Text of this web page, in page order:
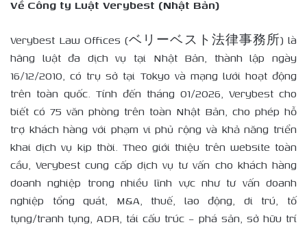
Về Công ty Luật Verybest (Nhật Bản)
Verybest Law Offices (ベリーベスト法律事務所) là
hãng luật đa dịch vụ tại Nhật Bản, thành lập ngày
16/12/2010, có trụ sở tại Tokyo và mạng lưới hoạt động
trên toàn quốc. Tính đến tháng 01/2026, Verybest cho
biết có 75 văn phòng trên toàn Nhật Bản, cho phép hỗ
trợ khách hàng với phạm vi phủ rộng và khả năng triển
khai dịch vụ kịp thời. Theo giới thiệu trên website toàn
cầu, Verybest cung cấp dịch vụ tư vấn cho khách hàng
doanh nghiệp trong nhiều lĩnh vực như tư vấn doanh
nghiệp tổng quát, M&A, thuế, lao động, di trú, tố
tụng/tranh tụng, ADR, tái cấu trúc – phá sản, sở hữu trí